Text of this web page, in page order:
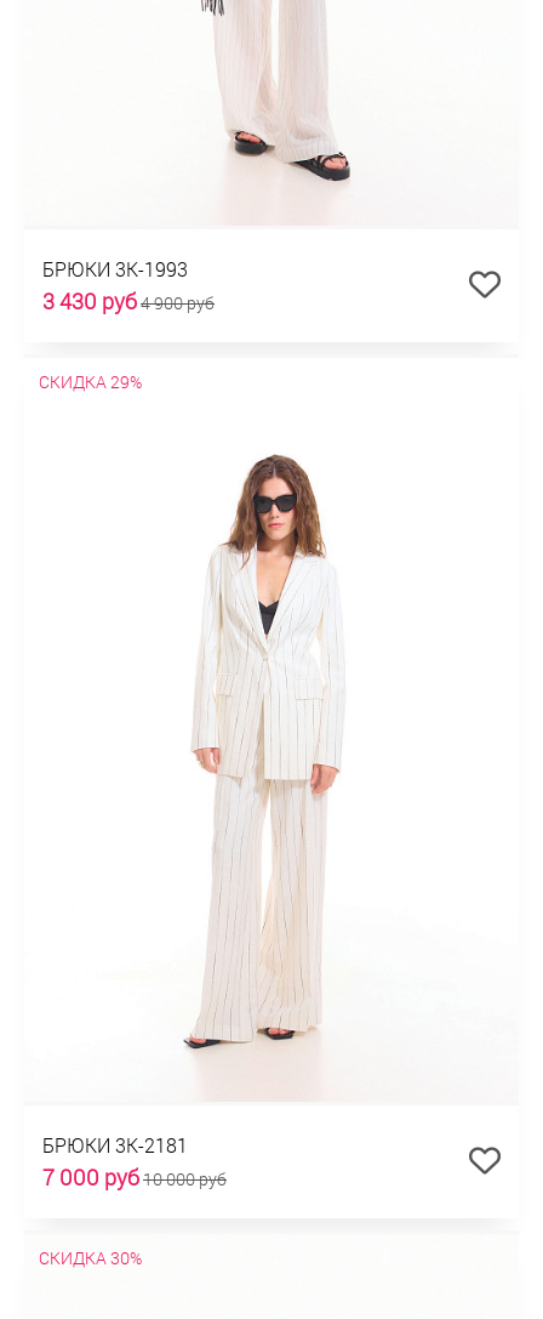
БРЮКИ 3К-1993
3 430 руб4 900 руб
СКИДКА 29%
БРЮКИ 3К-2181
7 000 руб10 000 руб
СКИДКА 30%